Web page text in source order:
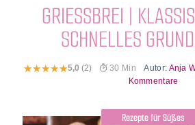
GRIESSBREI |
CHNELLES
5,0 (2) 30 Min Autor: Anja
Kommentare
Rezepte für Süßes